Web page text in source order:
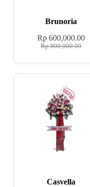
Brunoria
Rp800,000.00
Rp600,000.00
Casvella